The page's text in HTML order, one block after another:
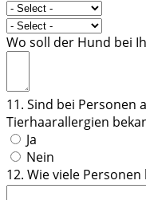
Wo soll der Hund bei
11. Sind bei Personen
Tierhaarallergien
Ja
Nein
12. Wie viele